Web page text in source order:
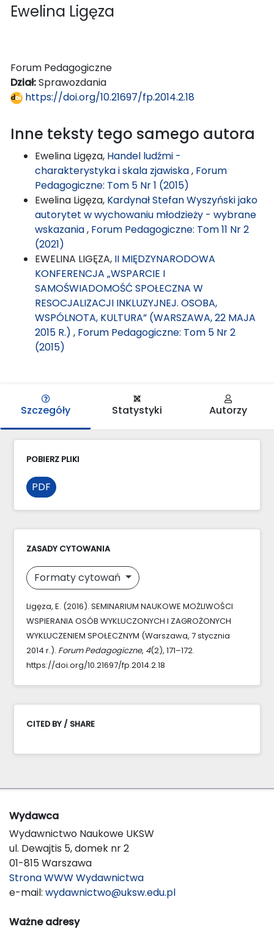
Ewelina Ligęza
Forum Pedagogiczne
Dział:Sprawozdania
https://doi.org/10.21697/fp.2014.2.18
Inne teksty tego samego autora
Ewelina Ligęza, Handel ludźmi -
charakterystyka i skala zjawiska, Forum
Pedagogiczne: Tom 5 Nr 1 (2015)
Ewelina Ligęza, Kardynał Stefan Wyszyński jako
autorytet w wychowaniu młodzieży - wybrane
wskazania, Forum Pedagogiczne: Tom 11 Nr 2
(2021)
EWELINA LIGĘZA, II MIĘDZYNARODOWA
KONFERENCJA „WSPARCIE I
SAMOŚWIADOMOŚĆ SPOŁECZNA W
RESOCJALIZACJI INKLUZYJNEJ. OSOBA,
WSPÓLNOTA, KULTURA” (WARSZAWA, 22 MAJA
2015 R.) , Forum Pedagogiczne: Tom 5 Nr 2
(2015)
Szczegóły Statystyki Autorzy
POBIERZ PLIKI
PDF
ZASADY CYTOWANIA
Formaty cytowań
Ligęza, E. (2016). SEMINARIUM NAUKOWE MOŻLIWOŚCI
WSPIERANIA OSÓB WYKLUCZONYCH I ZAGROŻONYCH
WYKLUCZENIEM SPOŁECZNYM (Warszawa, 7 stycznia
2014 r.). Forum Pedagogiczne, 4(2), 171–172.
https://doi.org/10.21697/fp.2014.2.18
CITED BY / SHARE
Wydawca
Wydawnictwo Naukowe UKSW
ul. Dewajtis 5, domek nr 2
01-815 Warszawa
Strona WWW Wydawnictwa
e-mail: wydawnictwo@uksw.edu.pl
Ważne adresy